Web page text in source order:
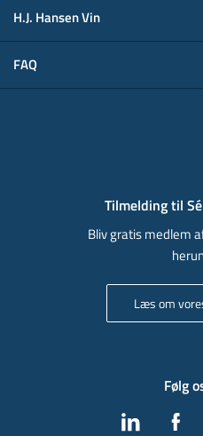
H.J. Hansen Vin
FAQ
Tilmelding til
Bliv gratis medlem
Læs om
Følg